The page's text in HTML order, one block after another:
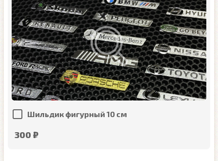
Шильдик фигурный 10 см
300 ₽